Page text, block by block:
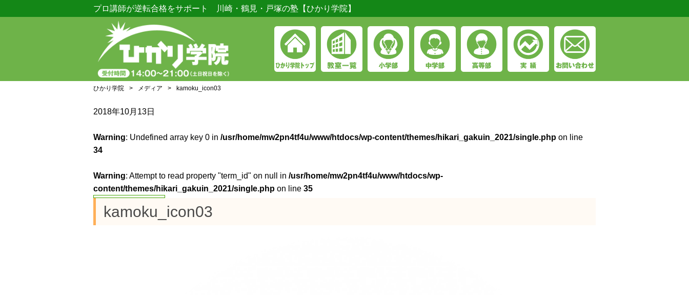
プロ講師が逆転合格をサポート 川崎・鶴見・戸塚の塾【ひかり学院】
ひかり学院 > メディア > kamoku_icon03
2018年10月13日
Warning: Undefined array key 0 in /usr/home/mw2pn4tf4u/www/htdocs/wp-content/themes/hikari_gakuin_2021/single.php on line
34
Warning: Attempt to read property "term_id" on null in /usr/home/mw2pn4tf4u/www/htdocs/wp-
content/themes/hikari_gakuin_2021/single.php on line 35
kamoku_icon03